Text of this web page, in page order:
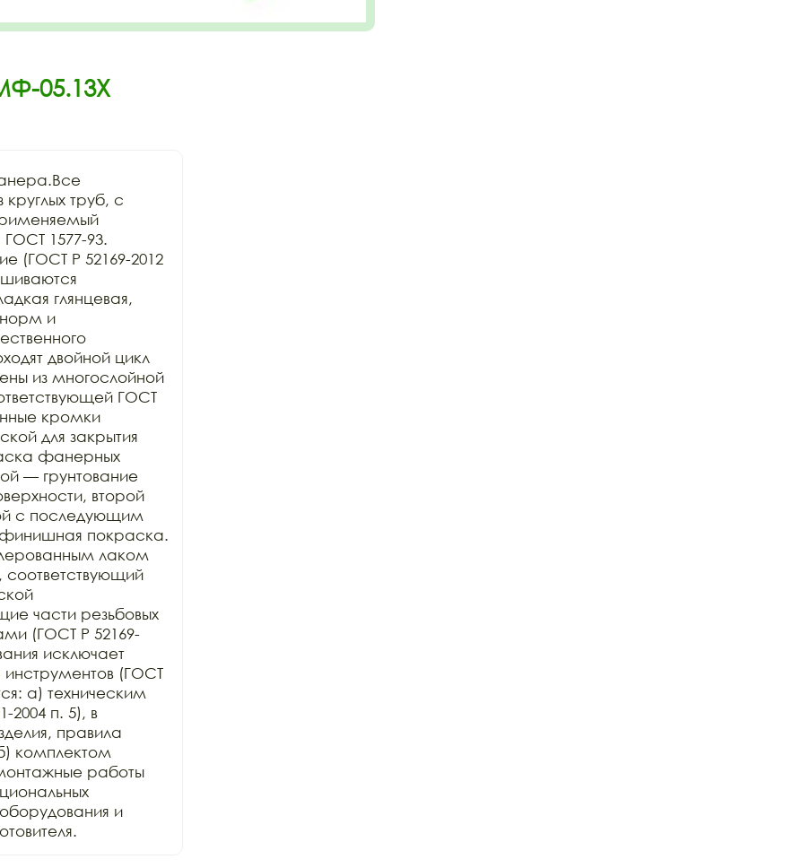
05.13Х
труб, с
1577-93.
(ГОСТ Р 52169-2012
глянцевая,
норм и
двойной цикл
из многослойной
ГОСТ
кромки
для закрытия
фанерных
— грунтование
второй
с последующим
покраска.
лаком
соответствующий
части резьбовых
(ГОСТ Р 52169-
исключает
(ГОСТ
а) техническим
2004 п. 5), в
правила
комплектом
работы
и